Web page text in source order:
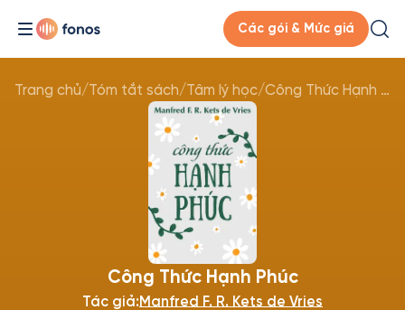
Các gói & Mức giá
Trang chủ/Tóm tắt sách/Tâm lý học/ Công Thức Hạnh Phúc
Công Thức Hạnh Phúc
Tác giả:Manfred F. R. Kets de Vries